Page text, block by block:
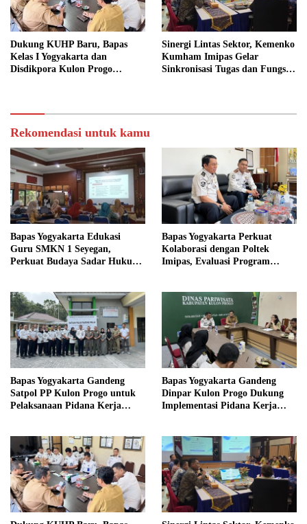
Dukung KUHP Baru, Bapas
Kelas I Yogyakarta dan
Disdikpora Kulon Progo
Sinergi Lintas Sektor, Kemenko
Kumham Imipas Gelar
Sinkronisasi Tugas dan Fungsi
Rekomendasi untuk kamu
Bapas Yogyakarta Edukasi
Guru SMKN 1 Seyegan,
Perkuat Budaya Sadar Hukum
Bapas Yogyakarta Perkuat
Kolaborasi dengan Poltek
Imipas, Evaluasi Program
Bapas Yogyakarta Gandeng
Satpol PP Kulon Progo untuk
Pelaksanaan Pidana Kerja
Bapas Yogyakarta Gandeng
Dinpar Kulon Progo Dukung
Implementasi Pidana Kerja